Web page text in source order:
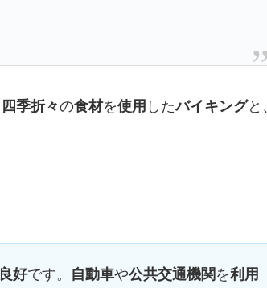
四季折々の食材を使用したバイキングと、
良好です。 自動車や公共交通機関を利用